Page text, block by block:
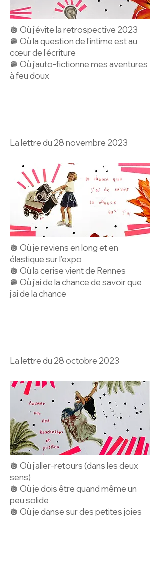
🪩 Où j’évite la retrospective 2023
🪩 Où la question de l’intime est au
cœur de l’écriture
🪩 Où j’auto-fictionne mes aventures
à feu doux
La lettre du 28 novembre 2023
🪩 Où je reviens en long et en
élastique sur l’expo
🪩 Où la cerise vient de Rennes
🪩 Où j’ai de la chance de savoir que
j’ai de la chance
La lettre du 28 octobre 2023
🪩 Où j’aller-retours (dans les deux
sens)
🪩 Où je dois être quand même un
peu solide
🪩 Où je danse sur des petites joies